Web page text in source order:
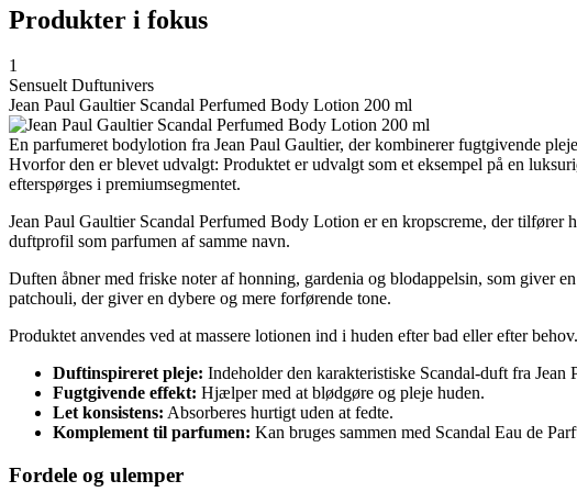
Produkter i fokus
1
Sensuelt Duftunivers
Jean Paul Gaultier Scandal Perfumed Body Lotion 200 ml
En parfumeret bodylotion fra Jean Paul Gaultier, der kombinerer fugtgivende
Hvorfor den er blevet udvalgt: Produktet er udvalgt som et eksempel på en
efterspørges i premiumsegmentet.
Jean Paul Gaultier Scandal Perfumed Body Lotion er en kropscreme, der
duftprofil som parfumen af samme navn.
Duften åbner med friske noter af honning, gardenia og blodappelsin, som giver
patchouli, der giver en dybere og mere forførende tone.
Produktet anvendes ved at massere lotionen ind i huden efter bad eller efter
Duftinspireret pleje: Indeholder den karakteristiske Scandal-duft fra Jean
Fugtgivende effekt: Hjælper med at blødgøre og pleje huden.
Let konsistens: Absorberes hurtigt uden at fedte.
Komplement til parfumen: Kan bruges sammen med Scandal Eau de
Fordele og ulemper